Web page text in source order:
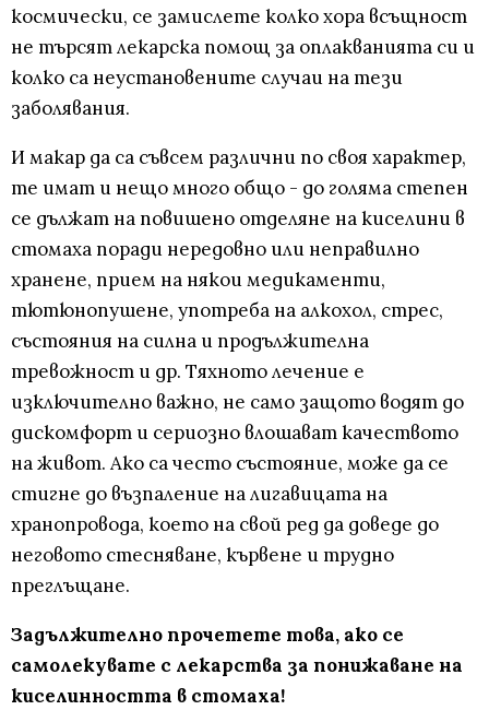
космически, се замислете колко хора всъщност
не търсят лекарска помощ за оплакванията си и
колко са неустановените случаи на тези
заболявания.
И макар да са съвсем различни по своя характер,
те имат и нещо много общо - до голяма степен
се дължат на повишено отделяне на киселини в
стомаха поради нередовно или неправилно
хранене, прием на някои медикаменти,
тютюнопушене, употреба на алкохол, стрес,
състояния на силна и продължителна
тревожност и др. Тяхното лечение е
изключително важно, не само защото водят до
дискомфорт и сериозно влошават качеството
на живот. Ако са често състояние, може да се
стигне до възпаление на лигавицата на
хранопровода, което на свой ред да доведе до
неговото стесняване, кървене и трудно
преглъщане.
Задължително прочетете това, ако се
самолекувате с лекарства за понижаване на
киселинността в стомаха!